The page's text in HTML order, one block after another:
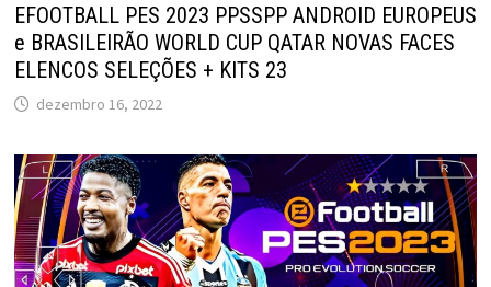
EFOOTBALL PES 2023 PPSSPP ANDROID EUROPEUS
e BRASILEIRÃO WORLD CUP QATAR NOVAS FACES
ELENCOS SELEÇÕES + KITS 23
dezembro 16, 2022